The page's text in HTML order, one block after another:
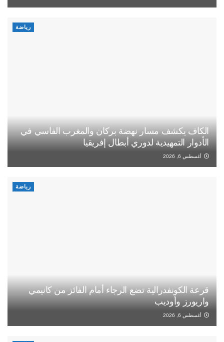
رياضة
الكاف يكشف مسار نهضة بركان والمغرب الفاسي في
الأدوار التمهيدية لدوري أبطال إفريقيا
أغسطس 6, 2026
رياضة
قرعة الكونفدرالية تضع الرجاء أمام الفائز من كانيمي
واريورز وأوديب
أغسطس 6, 2026